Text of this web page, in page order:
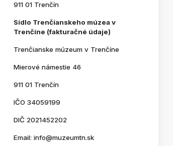
911 01 Trenčín
Sídlo Trenčianskeho múzea v
Trenčíne (fakturačné údaje)
Trenčianske múzeum v Trenčíne
Mierové námestie 46
911 01 Trenčín
IČO 34059199
DIČ 2021452202
Email: info@muzeumtn.sk